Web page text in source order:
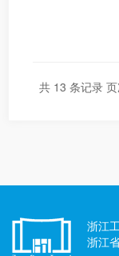
共 13 条记录
浙江
浙江